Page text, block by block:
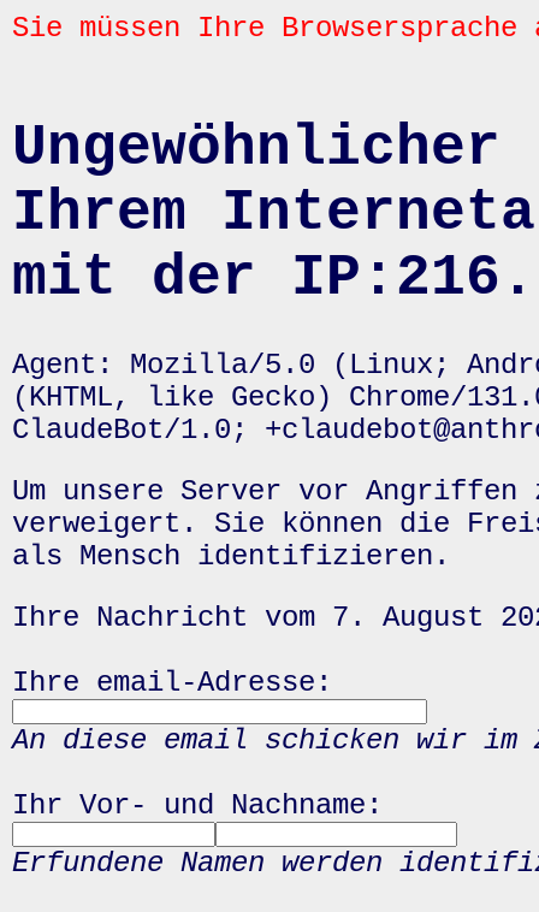
Sie müssen Ihre
Ihrem
mit der
Agent: Mozilla/5.0 (Linux;
(KHTML, like Gecko) Chrome/
ClaudeBot/1.0;
Um unsere Server vor
verweigert. Sie können die
als Mensch identifizieren.
Ihre Nachricht vom 7. August
Ihre email-Adresse:
An diese email schicken wir
Ihr Vor- und Nachname:
Erfundene Namen werden